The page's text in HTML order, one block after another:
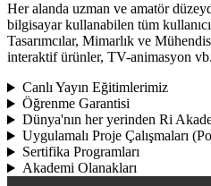
Her alanda uzman ve amatör
bilgisayar kullanabilen tüm
Tasarımcılar, Mimarlık ve
interaktif ürünler, TV-animasyon
Canlı Yayın Eğitimlerimiz
Öğrenme Garantisi
Dünya'nın her yerinden Ri
Uygulamalı Proje Çalışmaları
Sertifika Programları
Akademi Olanakları